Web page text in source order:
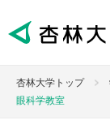
杏林大学トップ
眼科学教室